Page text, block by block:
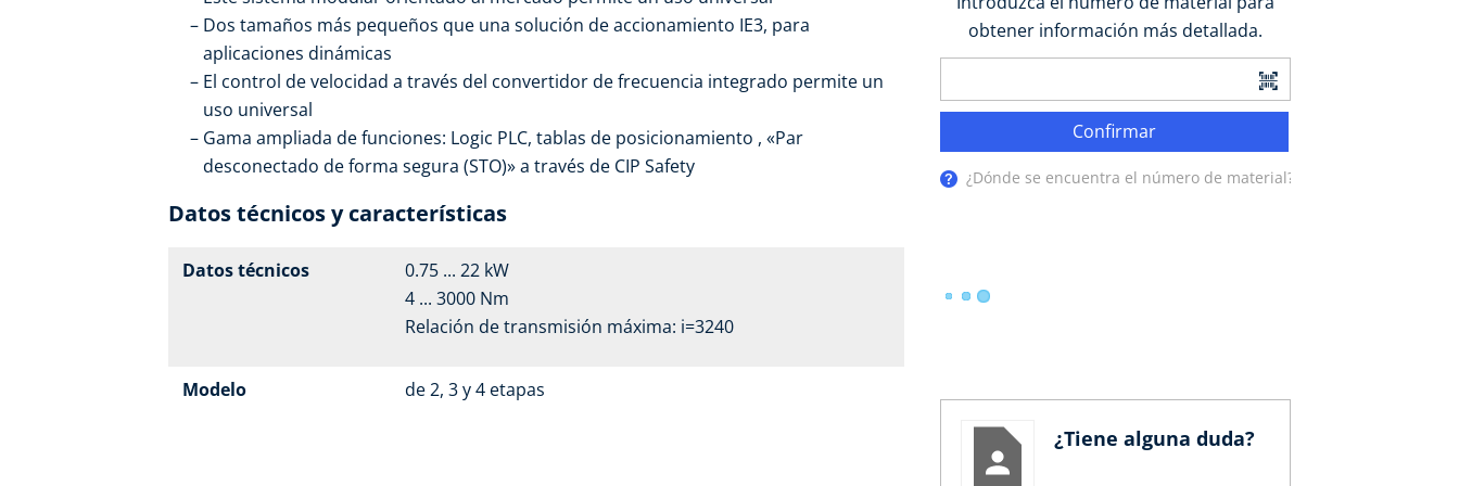
Dos tamaños más pequeños que una solución de accionamiento IE3, para
aplicaciones dinámicas
El control de velocidad a través del convertidor de frecuencia integrado permite un
uso universal
Gama ampliada de funciones: Logic PLC, tablas de posicionamiento , «Par
desconectado de forma segura (STO)» a través de CIP Safety
Datos técnicos y características
Datos técnicos
0.75 ... 22 kW
4 ... 3000 Nm
Relación de transmisión máxima: i=3240
Modelo de 2, 3 y 4 etapas
obtener información más detallada.
Confirmar
¿Dónde se encuentra el número de material?
¿Tiene alguna duda?